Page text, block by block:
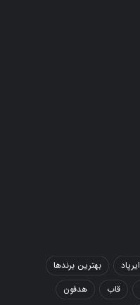
ایرپاد
بهترین برندها
قاب
هدفون